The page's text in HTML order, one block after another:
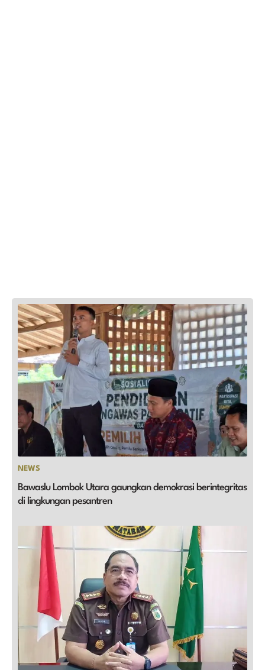
NEWS
Bawaslu Lombok Utara gaungkan demokrasi berintegritas
di lingkungan pesantren